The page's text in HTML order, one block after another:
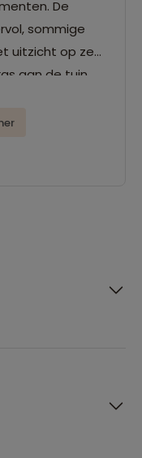
De
sommige
uitzicht op zee
aan de tuin.
het
een
iedereen
en geniet van
kamers